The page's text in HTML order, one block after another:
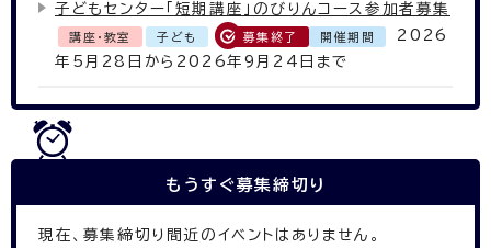
子どもセンター「短期講座」のびりんコース参加者募集
講座・教室 子ども 募集終了 開催期間
2026
年5月28日から2026年9月24日まで
もうすぐ募集締切り
現在、募集締切り間近のイベントはありません。